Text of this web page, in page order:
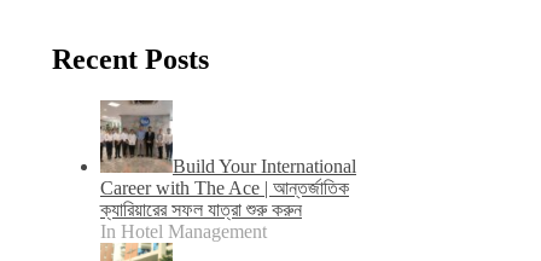
Recent Posts
Build Your International
Career with The Ace | আন্তর্জাতিক
ক্যারিয়ারের সফল যাত্রা শুরু করুন
In Hotel Management